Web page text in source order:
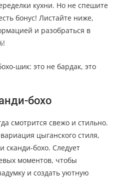
кухни. Но не спешите
бонус! Листайте ниже,
и разобраться в
бохо
смотрится свежо и стильно.
цыганского стиля,
сканди-бохо. Следует
моментов, чтобы
и создать уютную